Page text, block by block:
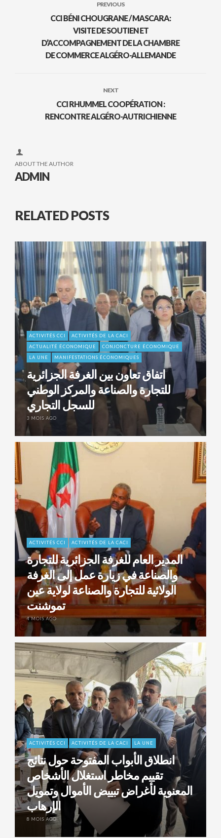
PREVIOUS
CCI BÉNI CHOUGRANE / MASCARA:
VISITE DE SOUTIEN ET
D’ACCOMPAGNEMENT DE LA CHAMBRE
DE COMMERCE ALGÉRO-ALLEMANDE
NEXT
CCI RHUMMEL COOPÉRATION :
RENCONTRE ALGÉRO-AUTRICHIENNE
ABOUT THE AUTHOR
ADMIN
RELATED POSTS
ACTIVITÉS CCI
ACTIVITÉS DE LA CACI
ACTUALITÉ ÉCONOMIQUE
CONJONCTURE ÉCONOMIQUE
LA UNE
MANIFESTATIONS ÉCONOMIQUES
اتفاق تعاون بين الغرفة الجزائرية
للتجارة والصناعة والمركز الوطني
للسجل التجاري
3 MOIS AGO
ACTIVITÉS CCI ACTIVITÉS DE LA CACI
المدير العام للغرفة الجزائرية للتجارة
والصناعة في زيارة عمل إلى الغرفة
الولائية للتجارة والصناعة لولاية عين
تموشنت
4 MOIS AGO
ACTIVITÉS CCI ACTIVITÉS DE LA CACI LA UNE
انطلاق الأبواب المفتوحة حول نتائج
تقييم مخاطر استغلال الأشخاص
المعنوية لأغراض تبييض الأموال وتمويل
الإرهاب
8 MOIS AGO